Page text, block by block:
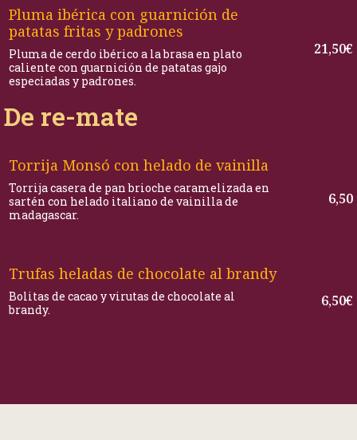
Pluma ibérica con guarnición de
patatas fritas y padrones
Pluma de cerdo ibérico a la brasa en plato
caliente con guarnición de patatas gajo
especiadas y padrones.
21,50€
De re-mate
Torrija Monsó con helado de vainilla
Torrija casera de pan brioche caramelizada en
sartén con helado italiano de vainilla de
madagascar.
6,50
Trufas heladas de chocolate al brandy
Bolitas de cacao y virutas de chocolate al
brandy.
6,50€